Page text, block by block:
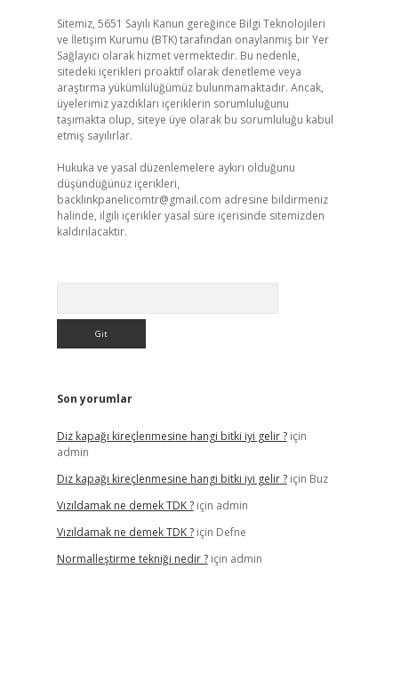
Sitemiz, 5651 Sayılı Kanun gereğince Bilgi Teknolojileri
ve İletişim Kurumu (BTK) tarafından onaylanmış bir Yer
Sağlayıcı olarak hizmet vermektedir. Bu nedenle,
sitedeki içerikleri proaktif olarak denetleme veya
araştırma yükümlülüğümüz bulunmamaktadır. Ancak,
üyelerimiz yazdıkları içeriklerin sorumluluğunu
taşımakta olup, siteye üye olarak bu sorumluluğu kabul
etmiş sayılırlar.
Hukuka ve yasal düzenlemelere aykırı olduğunu
düşündüğünüz içerikleri,
backlinkpanelicomtr@gmail.com adresine bildirmeniz
halinde, ilgili içerikler yasal süre içerisinde sitemizden
kaldırılacaktır.
Son yorumlar
Diz kapağı kireçlenmesine hangi bitki iyi gelir ?için
admin
Diz kapağı kireçlenmesine hangi bitki iyi gelir ?için Buz
Vızıldamak ne demek TDK ?için admin
Vızıldamak ne demek TDK ?için Defne
Normalleştirme tekniği nedir ?için admin